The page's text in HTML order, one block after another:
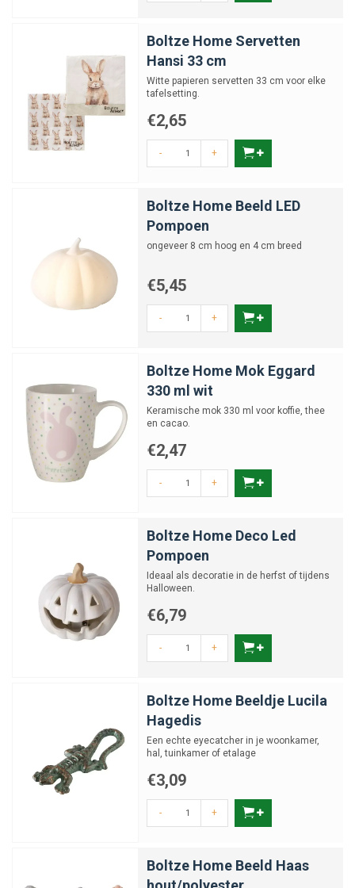
Boltze Home Servetten
Hansi 33 cm
Witte papieren servetten 33 cm voor elke
tafelsetting.
€2,65
- +
Boltze Home Beeld LED
Pompoen
ongeveer 8 cm hoog en 4 cm breed
€5,45
- +
Boltze Home Mok Eggard
330 ml wit
Keramische mok 330 ml voor koffie, thee
en cacao.
€2,47
- +
Boltze Home Deco Led
Pompoen
Ideaal als decoratie in de herfst of tijdens
Halloween.
€6,79
- +
Boltze Home Beeldje Lucila
Hagedis
Een echte eyecatcher in je woonkamer,
hal, tuinkamer of etalage
€3,09
- +
Boltze Home Beeld Haas